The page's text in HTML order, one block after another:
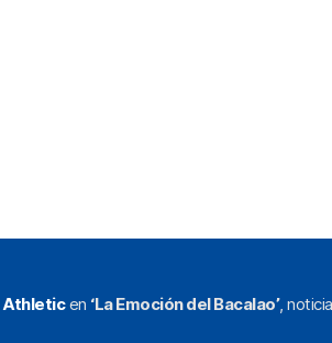
Athleticen ‘La Emoción del Bacalao’,